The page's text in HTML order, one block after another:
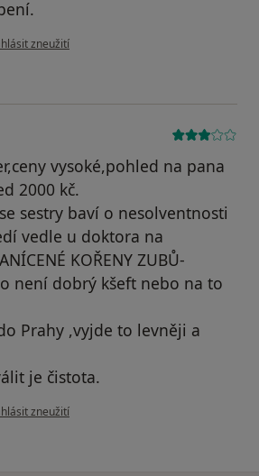
názoru uživatele Milan
zneužití
vysoké,pohled na pana
2000 kč.
sestry baví o nesolventnosti
vedle u doktora na
KOŘENY ZUBŮ-
není dobrý kšeft nebo na to
Prahy ,vyjde to levněji a
je čistota.
názoru uživatele Milan
zneužití